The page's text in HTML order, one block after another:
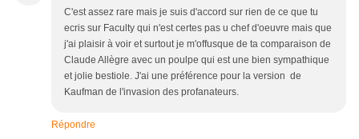
C'est assez rare mais je suis d'accord sur rien de ce que tu
ecris sur Faculty qui n'est certes pas u chef d'oeuvre mais que
j'ai plaisir à voir et surtout je m'offusque de ta comparaison de
Claude Allègre avec un poulpe qui est une bien sympathique
et jolie bestiole. J'ai une préférence pour la version de
Kaufman de l'invasion des profanateurs.
Répondre